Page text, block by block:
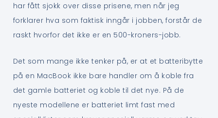
har fått sjokk over disse prisene, men når jeg
forklarer hva som faktisk inngår i jobben, forstår de
raskt hvorfor det ikke er en 500-kroners-jobb.
Det som mange ikke tenker på, er at et batteribytte
på en MacBook ikke bare handler om å koble fra
det gamle batteriet og koble til det nye. På de
nyeste modellene er batteriet limt fast med